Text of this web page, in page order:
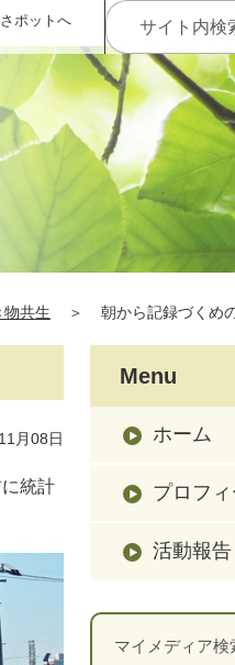
ポットへ
物共生 ＞ 朝から記録づくめ
月08日
統計
Menu
ホーム
プロフ
活動報告